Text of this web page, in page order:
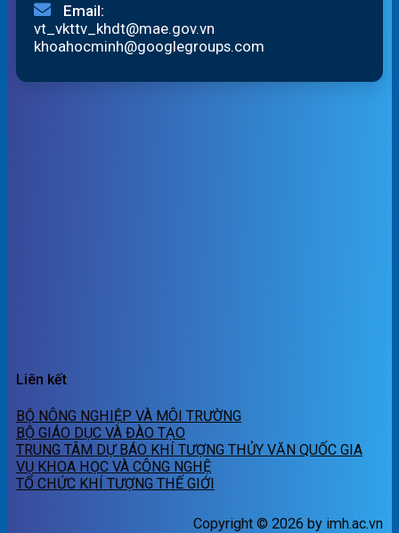
Email:
vt_vkttv_khdt@mae.gov.vn
khoahocminh@googlegroups.com
Liên kết
BỘ NÔNG NGHIỆP VÀ MÔI TRƯỜNG
BỘ GIÁO DỤC VÀ ĐÀO TẠO
TRUNG TÂM DỰ BÁO KHÍ TƯỢNG THỦY VĂN QUỐC GIA
VỤ KHOA HỌC VÀ CÔNG NGHỆ
TỔ CHỨC KHÍ TƯỢNG THẾ GIỚI
Copyright © 2026 by imh.ac.vn